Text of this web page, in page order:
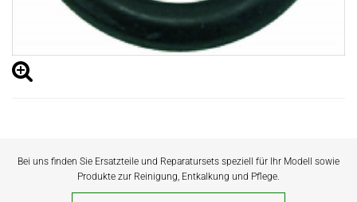
Bei uns finden Sie Ersatzteile und Reparatursets speziell für Ihr Modell sowie
Produkte zur Reinigung, Entkalkung und Pflege.